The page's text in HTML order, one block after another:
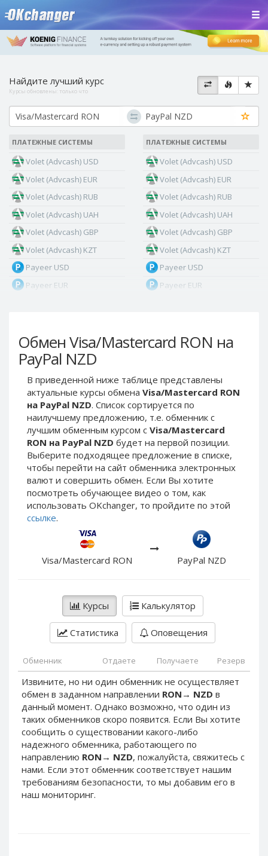
Обмен Visa/Mastercard RON на
PayPal NZD
В приведенной ниже таблице представлены
актуальные курсы обмена Visa/Mastercard RON
на PayPal NZD. Список сортируется по
наилучшему предложению, т.е. обменник с
лучшим обменным курсом с Visa/Mastercard
RON на PayPal NZD будет на первой позиции.
Выберите подходящее предложение в списке,
чтобы перейти на сайт обменника электронных
валют и совершить обмен. Если Вы хотите
посмотреть обучающее видео о том, как
использовать OKchanger, то пройдите по этой
ссылке.
Visa/Mastercard RON PayPal NZD
Курсы Калькулятор
Статистика Оповещения
Обменник Отдаете Получаете Резерв
Извините, но ни один обменник не осуществляет
обмен в заданном направлении RON → NZD в
данный момент. Однако возможно, что один из
таких обменников скоро появится. Если Вы хотите
сообщить о существовании какого-либо
надежного обменника, работающего по
направлению RON → NZD, пожалуйста, свяжитесь с
нами. Если этот обменник соответствует нашим
требованиям безопасности, то мы добавим его в
наш мониторинг.
Найдите лучший курс
Курсы обновлены: только что
ПЛАТЕЖНЫЕ СИСТЕМЫ
Volet (Advcash) USD
Volet (Advcash) EUR
Volet (Advcash) RUB
Volet (Advcash) UAH
Volet (Advcash) GBP
Volet (Advcash) KZT
Payeer USD
Payeer EUR
Payeer Tether ERC20
(USDT)
Payeer UAH
ЮMoney RUB
ЮMoney KZT
PayPal USD
PayPal EUR
PayPal GBP
PayPal CAD
PayPal AUD
PayPal RUB
PayPal CZK
PayPal HKD
PayPal NZD
PayPal NOK
PayPal PLN
PayPal SEK
PayPal CHF
PayPal MYR
Webmoney WMZ
Webmoney WMR
Webmoney WME
Webmoney WMU
Webmoney WMK
ПЛАТЕЖНЫЕ СИСТЕМЫ
Volet (Advcash) USD
Volet (Advcash) EUR
Volet (Advcash) RUB
Volet (Advcash) UAH
Volet (Advcash) GBP
Volet (Advcash) KZT
Payeer USD
Payeer EUR
Payeer Tether ERC20
(USDT)
ЮMoney RUB
ЮMoney KZT
PayPal USD
PayPal EUR
PayPal GBP
PayPal CAD
PayPal AUD
PayPal RUB
PayPal DKK
PayPal HKD
PayPal NZD
PayPal NOK
PayPal PLN
PayPal SEK
PayPal CHF
PayPal MYR
Webmoney WMZ
Webmoney WMR
Webmoney WME
Webmoney WMU
Webmoney WMK